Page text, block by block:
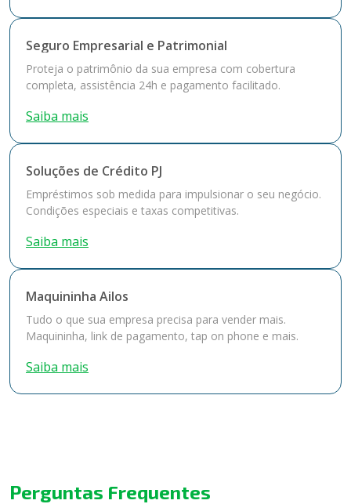
Seguro Empresarial e Patrimonial
Proteja o patrimônio da sua empresa com cobertura
completa, assistência 24h e pagamento facilitado.
Saiba mais
Soluções de Crédito PJ
Empréstimos sob medida para impulsionar o seu negócio.
Condições especiais e taxas competitivas.
Saiba mais
Maquininha Ailos
Tudo o que sua empresa precisa para vender mais.
Maquininha, link de pagamento, tap on phone e mais.
Saiba mais
Perguntas Frequentes